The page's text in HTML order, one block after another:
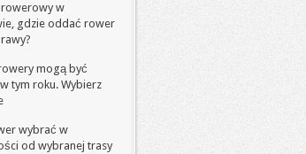
rowerowy w
gdzie oddać rower
mogą być
tym roku. Wybierz
wybrać w
od wybranej trasy